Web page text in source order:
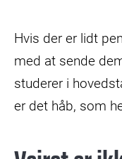
Hvis der er lidt
med at sende
studerer i
er det håb, som